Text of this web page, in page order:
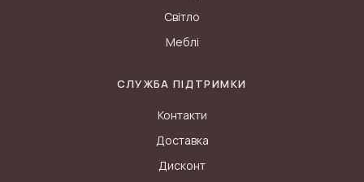
Світло
Меблі
СЛУЖБА ПІДТРИМКИ
Контакти
Доставка
Дисконт